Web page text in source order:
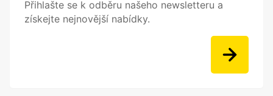
Přihlašte se k odběru našeho newsletteru a
získejte nejnovější nabídky.